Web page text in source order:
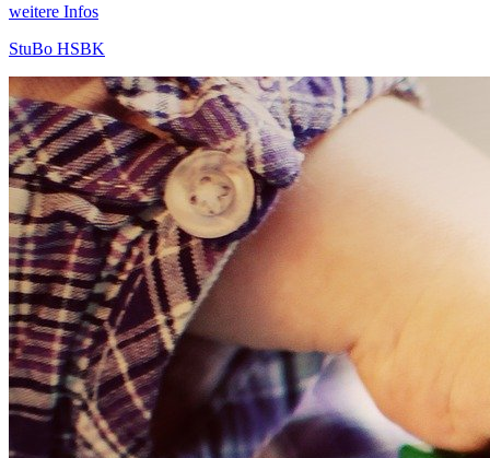
weitere Infos
StuBo HSBK